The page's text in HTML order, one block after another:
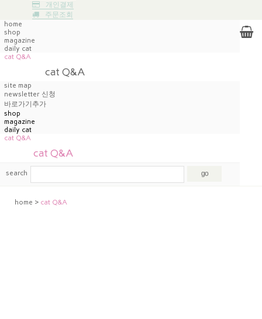
개인결제
주문조회
home
shop
magazine
daily cat
cat Q&A
cat Q&A
site map
newsletter 신청
바로가기추가
shop
magazine
daily cat
cat Q&A
cat Q&A
search
home > cat Q&A